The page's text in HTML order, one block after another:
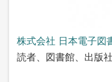
株式会社 日本電子図
読者、図書館、出版